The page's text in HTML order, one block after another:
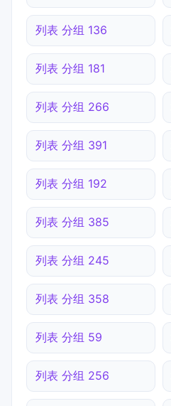
列表 分组 136
列表 分组 181
列表 分组 266
列表 分组 391
列表 分组 192
列表 分组 385
列表 分组 245
列表 分组 358
列表 分组 59
列表 分组 256